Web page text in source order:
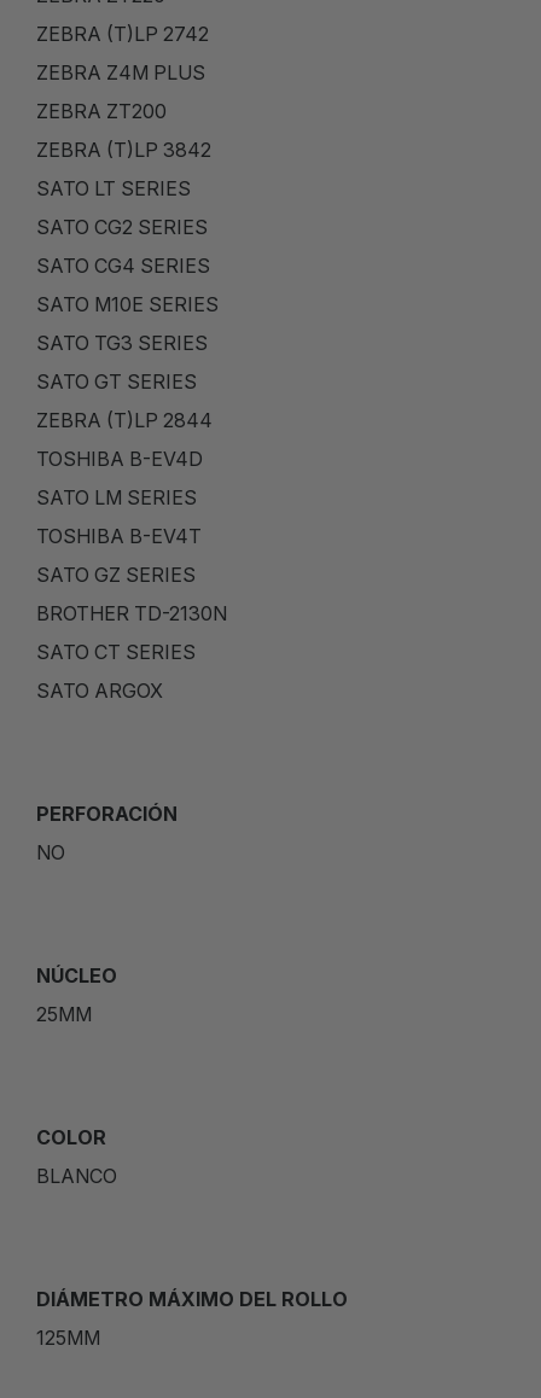
ZEBRA (T)LP 2742
ZEBRA Z4M PLUS
ZEBRA ZT200
ZEBRA (T)LP 3842
SATO LT SERIES
SATO CG2 SERIES
SATO CG4 SERIES
SATO M10E SERIES
SATO TG3 SERIES
SATO GT SERIES
ZEBRA (T)LP 2844
TOSHIBA B-EV4D
SATO LM SERIES
TOSHIBA B-EV4T
SATO GZ SERIES
BROTHER TD-2130N
SATO CT SERIES
SATO ARGOX
PERFORACIÓN
NO
NÚCLEO
25MM
COLOR
BLANCO
DIÁMETRO MÁXIMO DEL ROLLO
125MM